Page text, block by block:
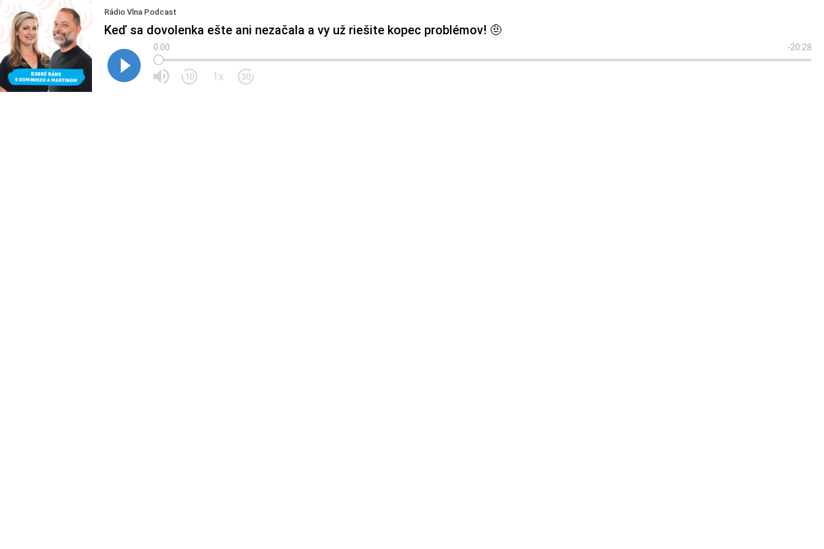
Rádio Vlna Podcast
Keď sa dovolenka ešte ani nezačala a vy už riešite kopec problémov! 🤨
0:00 -20:28